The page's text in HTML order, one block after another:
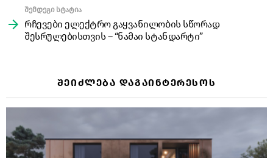
შემდეგი სტატია
რჩევები ელექტრო გაყვანილობის სწორად
შესრულებისთვის – “ნამაი სტანდარტი”
ᲨᲔᲘᲫᲚᲔᲑᲐ ᲓᲐᲒᲐᲘᲜᲢᲔᲠᲔᲡᲝᲡ